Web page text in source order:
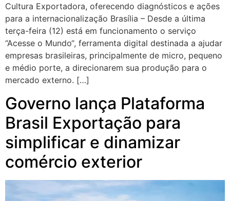
Cultura Exportadora, oferecendo diagnósticos e ações
para a internacionalização Brasília – Desde a última
terça-feira (12) está em funcionamento o serviço
“Acesse o Mundo“, ferramenta digital destinada a ajudar
empresas brasileiras, principalmente de micro, pequeno
e médio porte, a direcionarem sua produção para o
mercado externo. […]
Governo lança Plataforma
Brasil Exportação para
simplificar e dinamizar
comércio exterior